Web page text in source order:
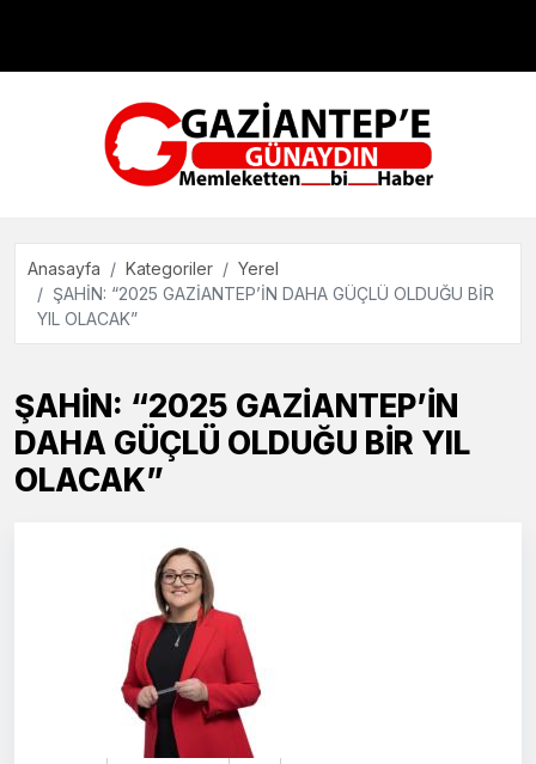
Teknoloji
Anasayfa Kategoriler
Yerel
ŞAHİN: “2025 GAZİANTEP’İN DAHA GÜÇLÜ OLDUĞU BİR
YIL OLACAK”
ŞAHİN: “2025 GAZİANTEP’İN
DAHA GÜÇLÜ OLDUĞU BİR YIL
OLACAK”